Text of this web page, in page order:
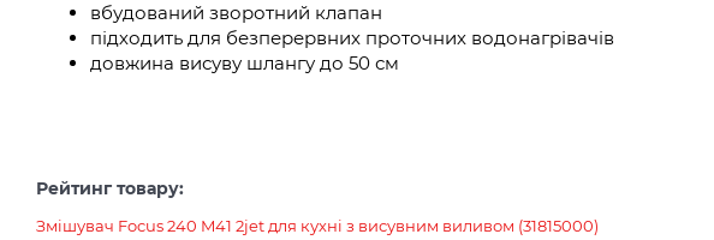
вбудований зворотний клапан
підходить для безперервних проточних водонагрівачів
довжина висуву шлангу до 50 см
Рейтинг товару:
Змішувач Focus 240 M41 2jet для кухні з висувним виливом (31815000)